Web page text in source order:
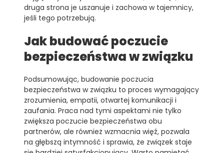
druga strona je uszanuje i zachowa w tajemnicy,
jeśli tego potrzebują.
Jak budować poczucie
bezpieczeństwa w związku
Podsumowując, budowanie poczucia
bezpieczeństwa w związku to proces wymagający
zrozumienia, empatii, otwartej komunikacji i
zaufania. Praca nad tymi aspektami nie tylko
zwiększa poczucie bezpieczeństwa obu
partnerów, ale również wzmacnia więź, pozwala
na głębszą intymność i sprawia, że związek staje